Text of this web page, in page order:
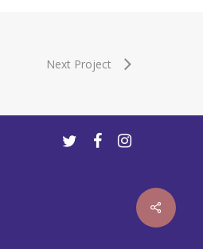
Next Project
twitterfacebookinstagram